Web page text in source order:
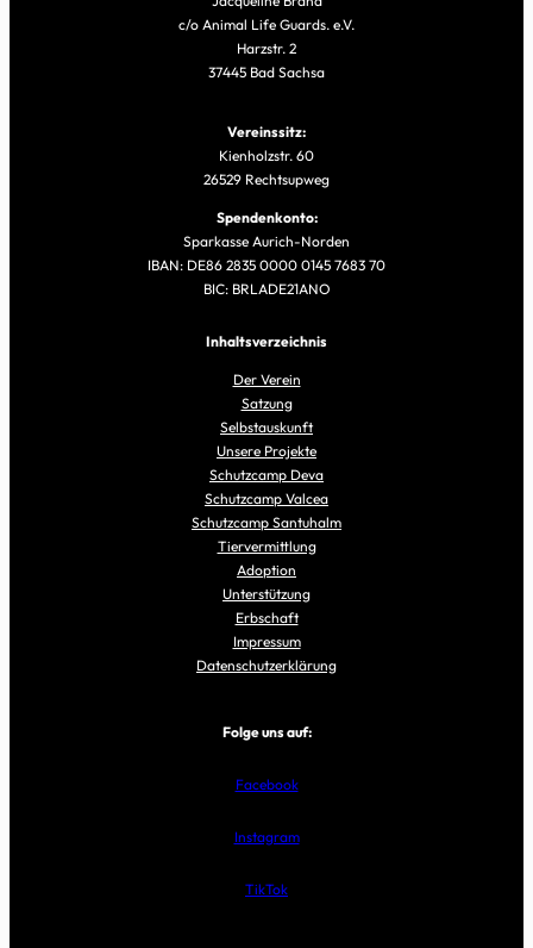
c/o Animal Life Guards. e.V.
Harzstr. 2
37445 Bad Sachsa
Vereinssitz:
Kienholzstr. 60
26529 Rechtsupweg
Spendenkonto:
Sparkasse Aurich-Norden
IBAN: DE86 2835 0000 0145 7683 70
BIC: BRLADE21ANO
Inhaltsverzeichnis
Der Verein
Satzung
Selbstauskunft
Unsere Projekte
Schutzcamp Deva
Schutzcamp Valcea
Schutzcamp Santuhalm
Tiervermittlung
Adoption
Unterstützung
Erbschaft
Impressum
Datenschutzerklärung
Folge uns auf:
Facebook
Instagram
TikTok